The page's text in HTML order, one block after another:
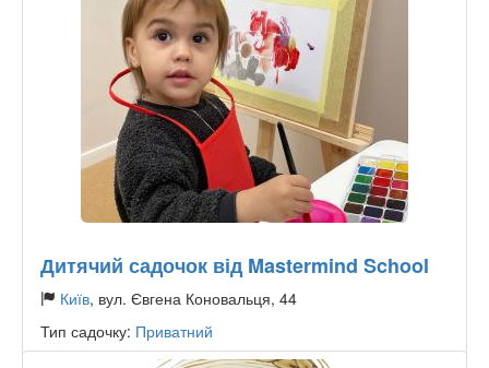
Дитячий садочок від Mastermind School
Київ, вул. Євгена Коновальця, 44
Тип садочку: Приватний